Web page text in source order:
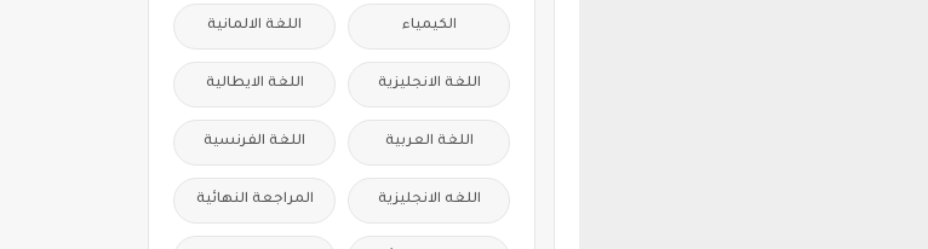
الكيمياء اللغة الالمانية
اللغة الانجليزية اللغة الايطالية
اللغة العربية اللغة الفرنسية
اللغه الانجليزية المراجعة النهائية